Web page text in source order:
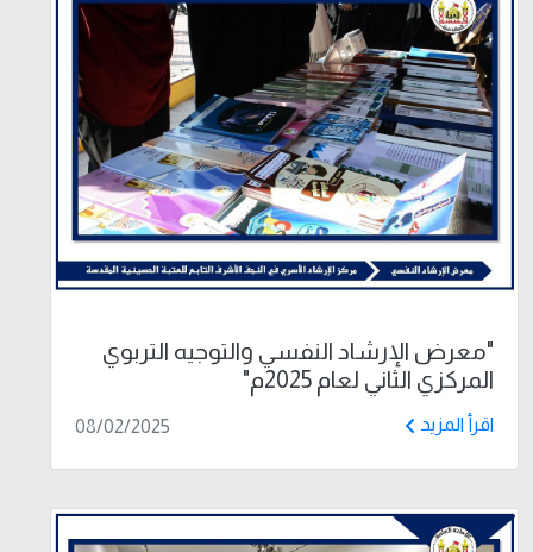
"معرض الإرشاد النفسي والتوجيه التربوي
المركزي الثاني لعام 2025م"
اقرأ المزيد 08/02/2025